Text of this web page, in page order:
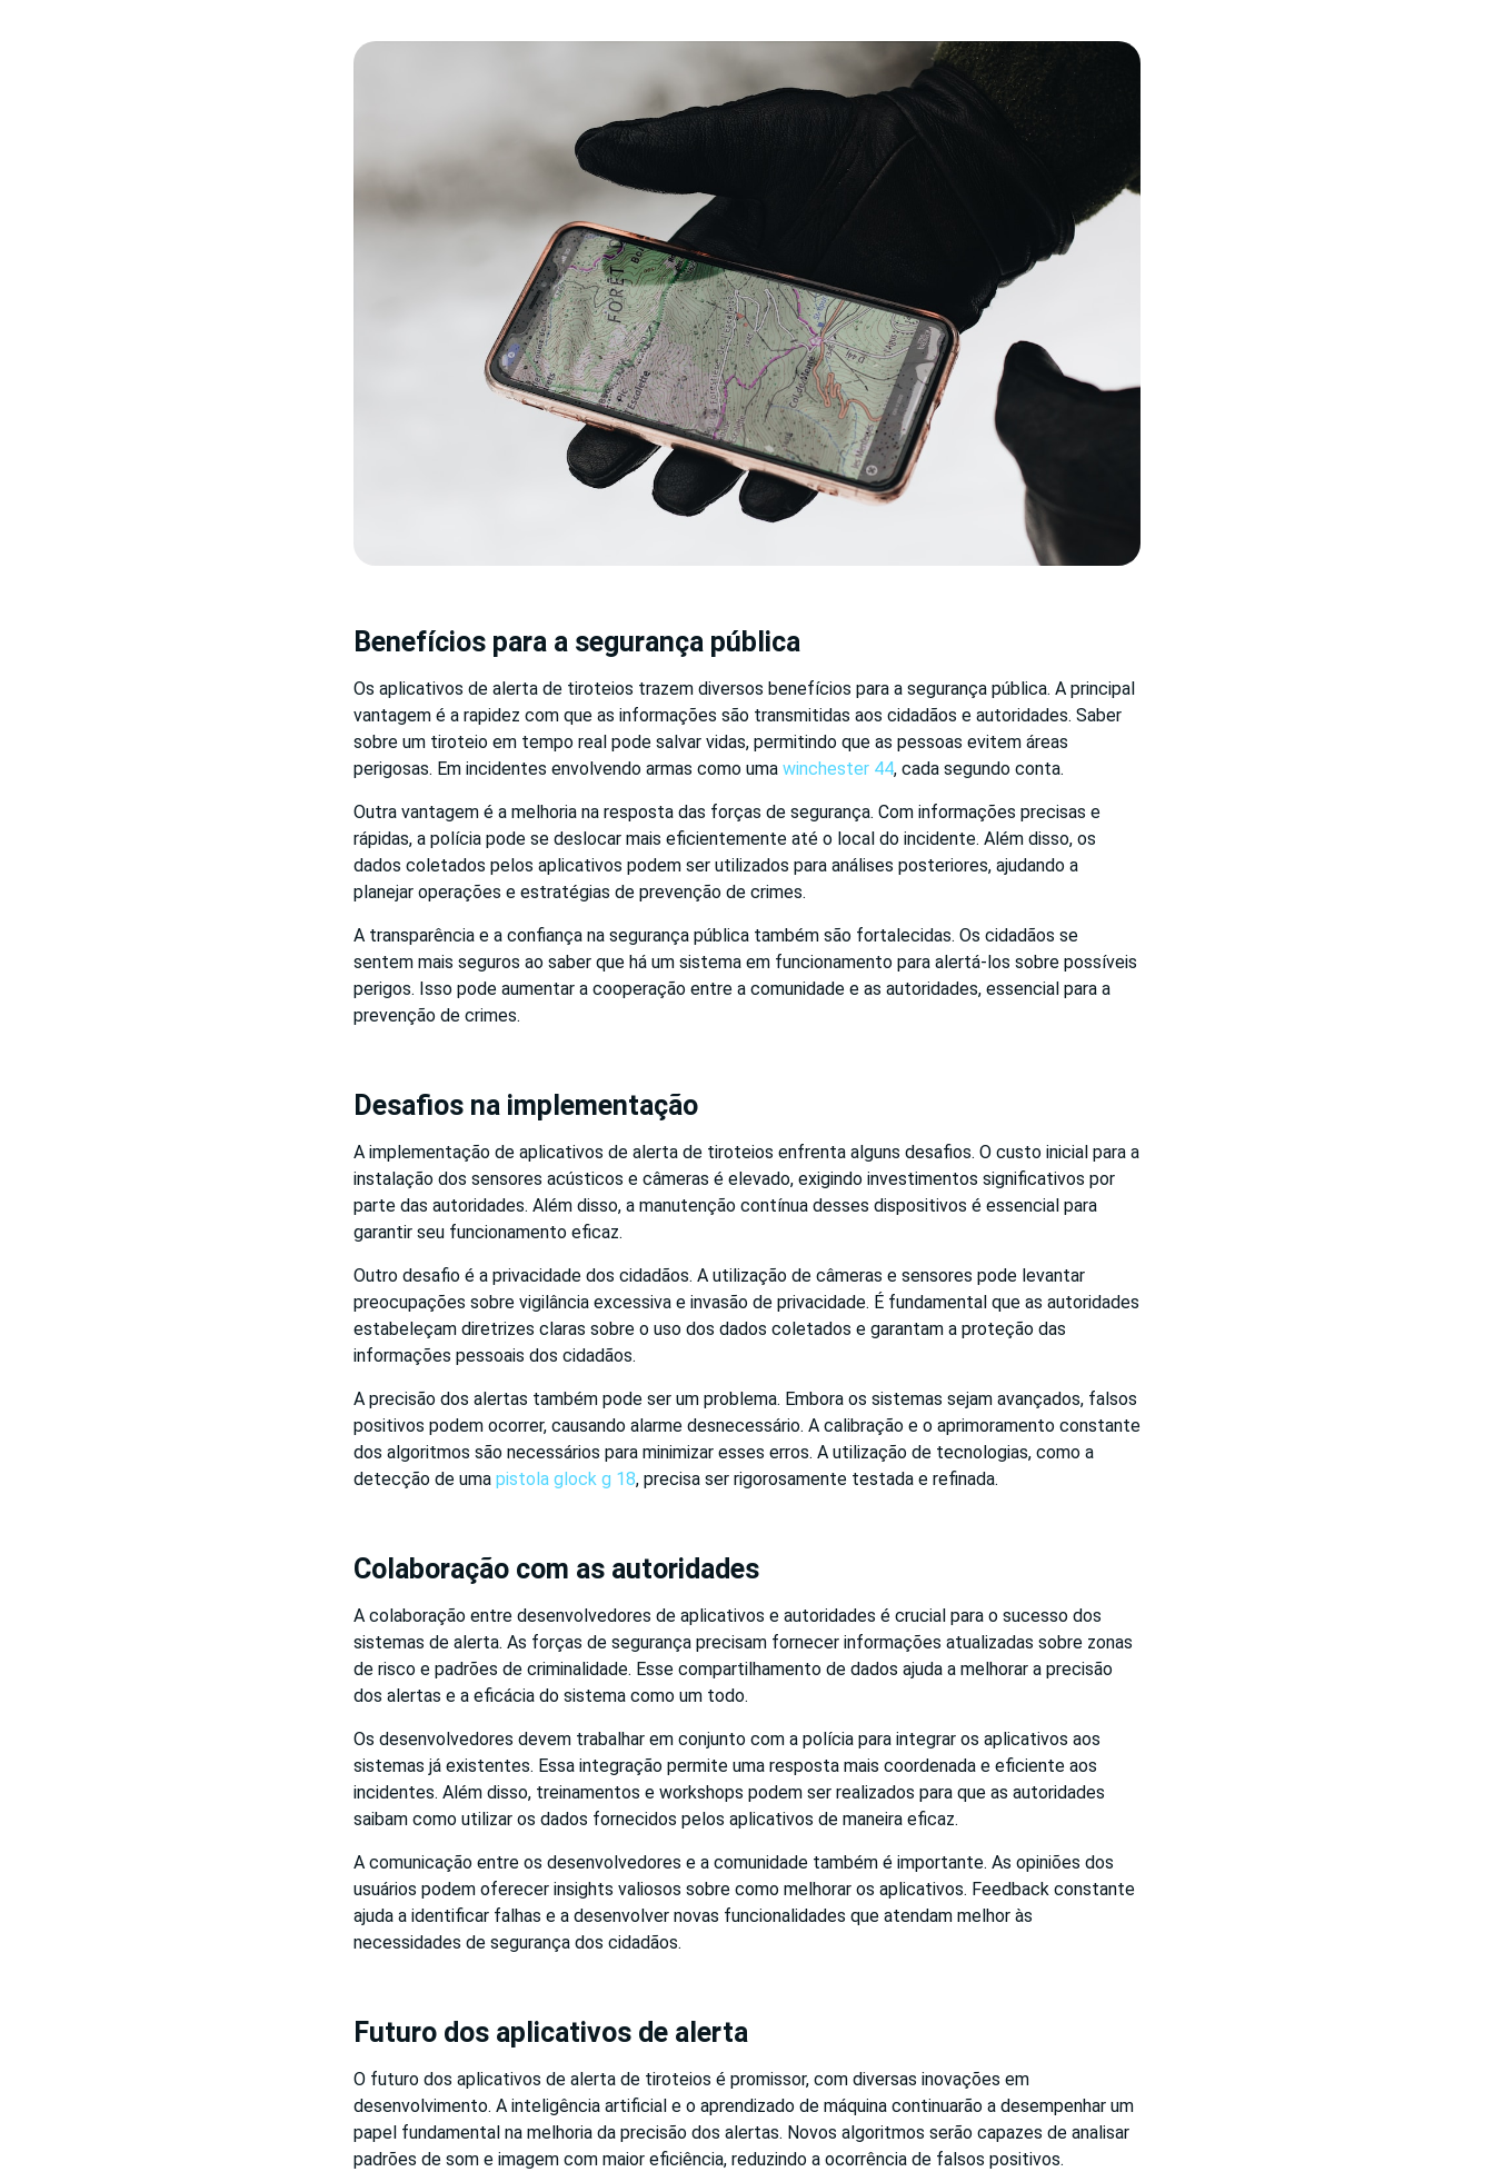
Benefícios para a segurança pública
Os aplicativos de alerta de tiroteios trazem diversos benefícios para a segurança pública. A principal
vantagem é a rapidez com que as informações são transmitidas aos cidadãos e autoridades. Saber
sobre um tiroteio em tempo real pode salvar vidas, permitindo que as pessoas evitem áreas
perigosas. Em incidentes envolvendo armas como uma winchester 44, cada segundo conta.
Outra vantagem é a melhoria na resposta das forças de segurança. Com informações precisas e
rápidas, a polícia pode se deslocar mais eficientemente até o local do incidente. Além disso, os
dados coletados pelos aplicativos podem ser utilizados para análises posteriores, ajudando a
planejar operações e estratégias de prevenção de crimes.
A transparência e a confiança na segurança pública também são fortalecidas. Os cidadãos se
sentem mais seguros ao saber que há um sistema em funcionamento para alertá-los sobre possíveis
perigos. Isso pode aumentar a cooperação entre a comunidade e as autoridades, essencial para a
prevenção de crimes.
Desafios na implementação
A implementação de aplicativos de alerta de tiroteios enfrenta alguns desafios. O custo inicial para a
instalação dos sensores acústicos e câmeras é elevado, exigindo investimentos significativos por
parte das autoridades. Além disso, a manutenção contínua desses dispositivos é essencial para
garantir seu funcionamento eficaz.
Outro desafio é a privacidade dos cidadãos. A utilização de câmeras e sensores pode levantar
preocupações sobre vigilância excessiva e invasão de privacidade. É fundamental que as autoridades
estabeleçam diretrizes claras sobre o uso dos dados coletados e garantam a proteção das
informações pessoais dos cidadãos.
A precisão dos alertas também pode ser um problema. Embora os sistemas sejam avançados, falsos
positivos podem ocorrer, causando alarme desnecessário. A calibração e o aprimoramento constante
dos algoritmos são necessários para minimizar esses erros. A utilização de tecnologias, como a
detecção de uma pistola glock g 18, precisa ser rigorosamente testada e refinada.
Colaboração com as autoridades
A colaboração entre desenvolvedores de aplicativos e autoridades é crucial para o sucesso dos
sistemas de alerta. As forças de segurança precisam fornecer informações atualizadas sobre zonas
de risco e padrões de criminalidade. Esse compartilhamento de dados ajuda a melhorar a precisão
dos alertas e a eficácia do sistema como um todo.
Os desenvolvedores devem trabalhar em conjunto com a polícia para integrar os aplicativos aos
sistemas já existentes. Essa integração permite uma resposta mais coordenada e eficiente aos
incidentes. Além disso, treinamentos e workshops podem ser realizados para que as autoridades
saibam como utilizar os dados fornecidos pelos aplicativos de maneira eficaz.
A comunicação entre os desenvolvedores e a comunidade também é importante. As opiniões dos
usuários podem oferecer insights valiosos sobre como melhorar os aplicativos. Feedback constante
ajuda a identificar falhas e a desenvolver novas funcionalidades que atendam melhor às
necessidades de segurança dos cidadãos.
Futuro dos aplicativos de alerta
O futuro dos aplicativos de alerta de tiroteios é promissor, com diversas inovações em
desenvolvimento. A inteligência artificial e o aprendizado de máquina continuarão a desempenhar um
papel fundamental na melhoria da precisão dos alertas. Novos algoritmos serão capazes de analisar
padrões de som e imagem com maior eficiência, reduzindo a ocorrência de falsos positivos.